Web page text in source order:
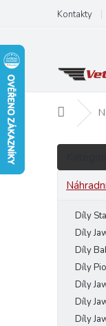
obsah
Kontakty
Domů
P
s
Přeskočit
Díly
Díly
Díly
Díly
Díly
Díly
Díly